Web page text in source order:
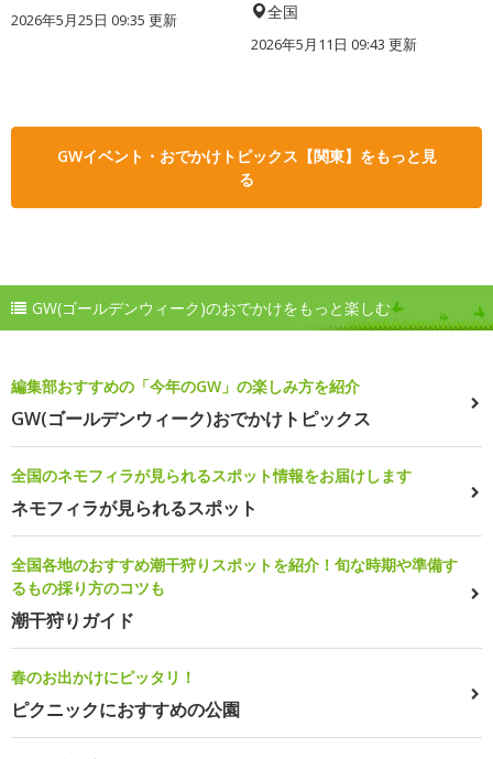
2026年5月25日 09:35 更新 全国
2026年5月11日 09:43 更新
GWイベント・おでかけトピックス【関東】をもっと見
る
GW(ゴールデンウィーク)のおでかけをもっと楽しむ
編集部おすすめの「今年のGW」の楽しみ方を紹介
GW(ゴールデンウィーク)おでかけトピックス
全国のネモフィラが見られるスポット情報をお届けします
ネモフィラが見られるスポット
全国各地のおすすめ潮干狩りスポットを紹介！旬な時期や準備す
るもの採り方のコツも
潮干狩りガイド
春のお出かけにピッタリ！
ピクニックにおすすめの公園